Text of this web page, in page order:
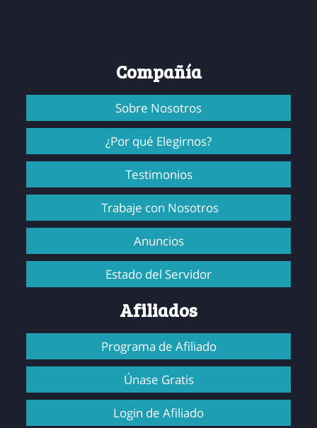
Compañía
Sobre Nosotros
¿Por qué Elegirnos?
Testimonios
Trabaje con Nosotros
Anuncios
Estado del Servidor
Afiliados
Programa de Afiliado
Únase Gratis
Login de Afiliado